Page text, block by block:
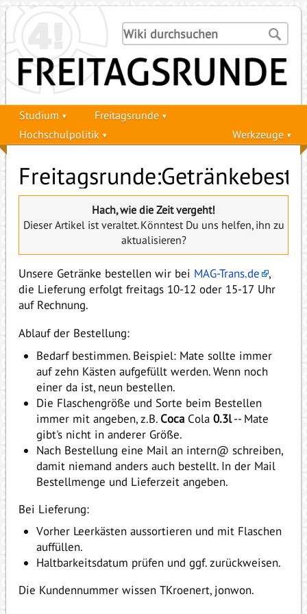
Studium
Freitagsrunde
Hochschulpolitik
Werkzeuge
Hach, wie die Zeit vergeht!
Dieser Artikel ist veraltet. Könntest Du uns helfen, ihn zu
aktualisieren?
Unsere Getränke bestellen wir bei MAG-Trans.de
,
die Lieferung erfolgt freitags 10-12 oder 15-17 Uhr
auf Rechnung.
Ablauf der Bestellung:
Bedarf bestimmen. Beispiel: Mate sollte immer
auf zehn Kästen aufgefüllt werden. Wenn noch
einer da ist, neun bestellen.
Die Flaschengröße und Sorte beim Bestellen
immer mit angeben, z.B. CocaCola 0.3l-- Mate
gibt's nicht in anderer Größe.
Nach Bestellung eine Mail an intern@ schreiben,
damit niemand anders auch bestellt. In der Mail
Bestellmenge und Lieferzeit angeben.
Bei Lieferung:
Vorher Leerkästen aussortieren und mit Flaschen
auffüllen.
Haltbarkeitsdatum prüfen und ggf. zurückweisen.
Die Kundennummer wissen TKroenert, jonwon.